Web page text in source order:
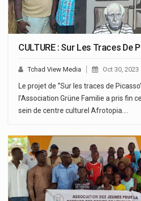
CULTURE : Sur Les Traces De
Tchad View Media Oct 30, 2023
Le projet de ‘’Sur les traces de
l’Association Grüne Familie a pris fin
sein de centre culturel Afrotopia.…